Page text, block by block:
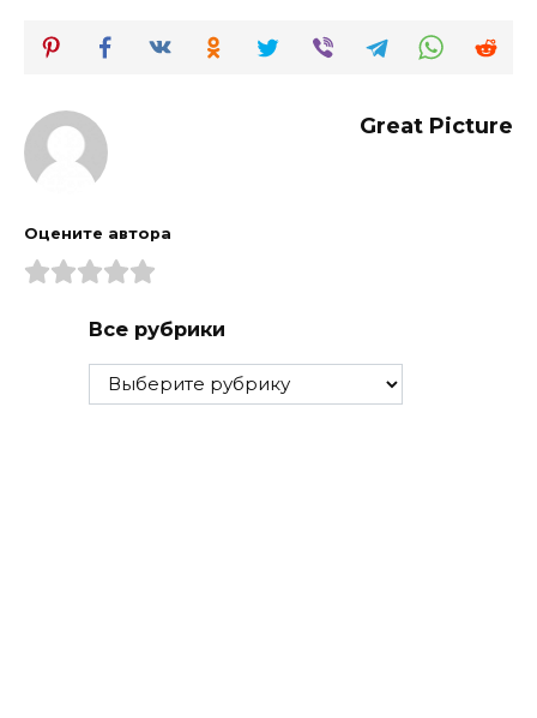
Great Picture
Оцените автора
Все рубрики
Все
рубрики